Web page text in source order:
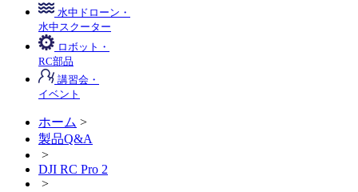
水中ドローン・
水中スクーター
ロボット・
RC部品
講習会・
イベント
ホーム >
製品Q&A
>
DJI RC Pro 2
>